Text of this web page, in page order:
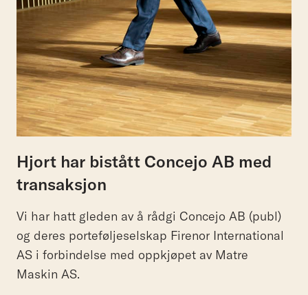
Hjort har bistått Concejo AB med
transaksjon
Vi har hatt gleden av å rådgi Concejo AB (publ)
og deres porteføljeselskap Firenor International
AS i forbindelse med oppkjøpet av Matre
Maskin AS.